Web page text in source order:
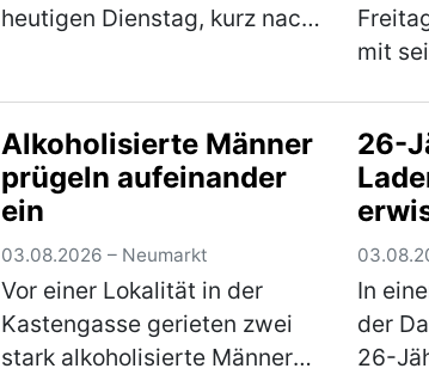
heutigen Dienstag, kurz nach
jährige Bewohner zeigte sich
über den Besuch jedoch
nicht…
mit
Alkoholisierte Männer
prügeln aufeinander
ein
03.08.2026 – Neumarkt
Vor einer Lokalität in der
Kastengasse gerieten zwei
stark alkoholisierte Männer
26-
In
der
26-